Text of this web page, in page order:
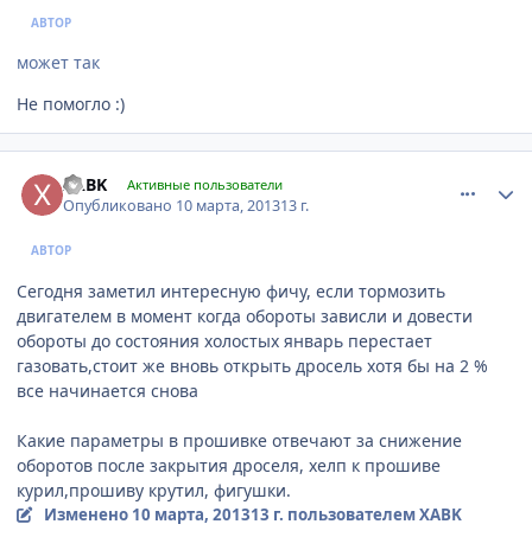
АВТОР
может так
Не помогло :)
XABK Активные пользователи
Опубликовано 10 марта, 201313 г.
АВТОР
Сегодня заметил интересную фичу, если тормозить
двигателем в момент когда обороты зависли и довести
обороты до состояния холостых январь перестает
газовать,стоит же вновь открыть дросель хотя бы на 2 %
все начинается снова
Какие параметры в прошивке отвечают за снижение
оборотов после закрытия дроселя, хелп к прошиве
курил,прошиву крутил, фигушки.
Изменено 10 марта, 201313 г. пользователем XABK